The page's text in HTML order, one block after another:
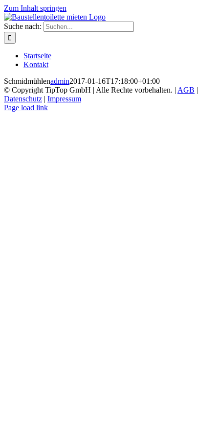
Zum Inhalt springen
Suche nach:
Startseite
Kontakt
Schmidmühlenadmin2017-01-16T17:18:00+01:00
© Copyright TipTop GmbH | Alle Rechte vorbehalten. | AGB |
Datenschutz | Impressum
Page load link